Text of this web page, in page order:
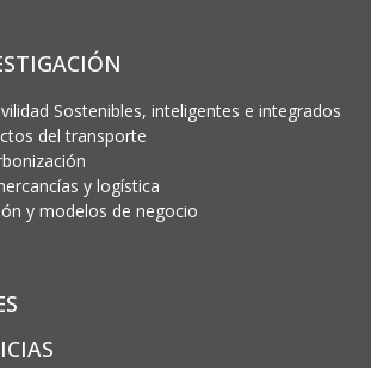
Sostenibles, inteligentes e integrados
del transporte
y logística
y modelos de negocio